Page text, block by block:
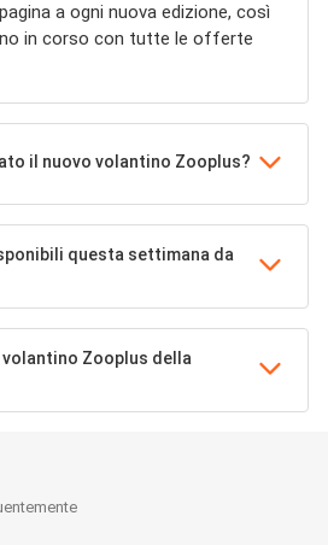
a ogni nuova edizione, così
in corso con tutte le offerte
il nuovo volantino Zooplus?
questa settimana da
Zooplus della